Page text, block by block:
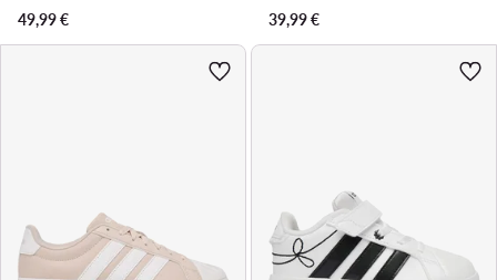
49,99€
39,99€